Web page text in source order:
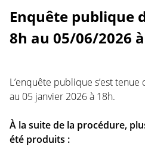
Enquête publique
8h au 05/06/2026
L’enquête publique s’est
au 05 janvier 2026 à 18h.
À la suite de la procédure,
été produits :